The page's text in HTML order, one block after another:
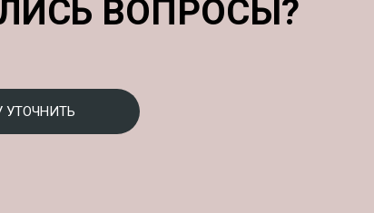
ВОПРОСЫ?
УТОЧНИТЬ